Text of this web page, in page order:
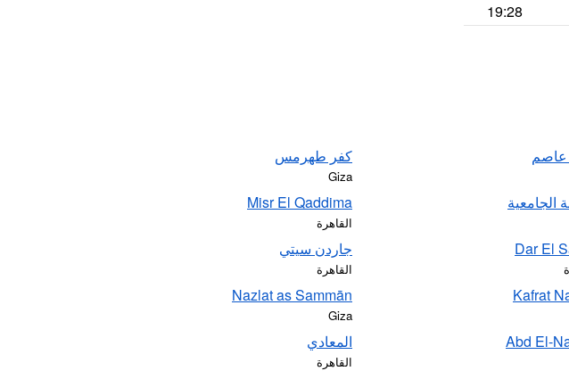
19:28
عاصم كفر طهرمس
Giza
الجامعية Misr El Qaddima
القاهرة
Dar El جاردن سيتي
القاهرة
Kafrat
Nazlat as Sammān
Giza
Abd El- المعادي
القاهرة